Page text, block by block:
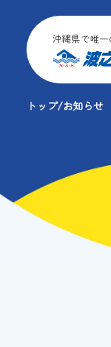
沖縄県で唯
トップ お知らせ